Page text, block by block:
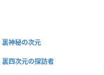
裏神秘の次元
裏四次元の探訪者